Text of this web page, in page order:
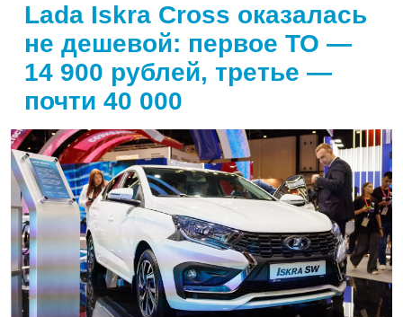
Lada Iskra Cross оказалась
не дешевой: первое ТО —
14 900 рублей, третье —
почти 40 000